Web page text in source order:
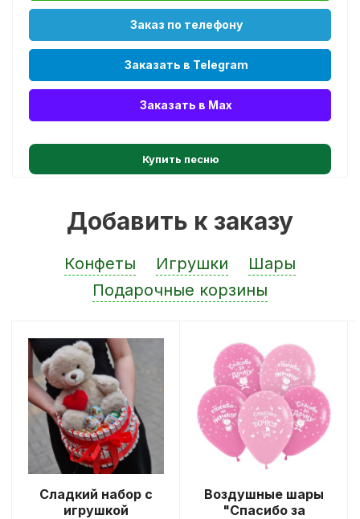
Заказ по телефону
Заказать в Telegram
Заказать в Max
Купить песню
Добавить к заказу
Конфеты Игрушки
Шары
Подарочные корзины
Сладкий набор с
игрушкой
Воздушные шары
"Спасибо за